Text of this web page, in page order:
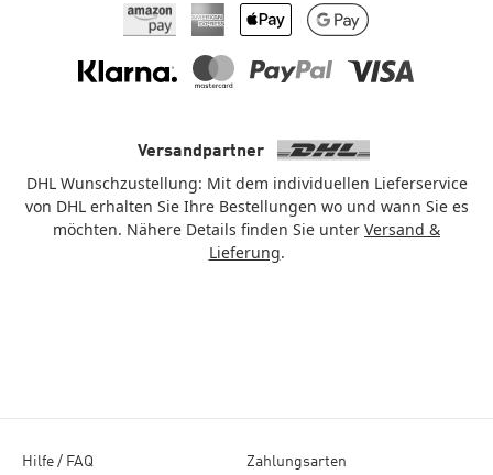
Amazon PayAmerican Express
Apple Pay Google Pay
Klarna MastercardPayPal Visa
Versandpartner
DHL Wunschzustellung: Mit dem individuellen Lieferservice
von DHL erhalten Sie Ihre Bestellungen wo und wann Sie es
möchten. Nähere Details finden Sie unter Versand &
Lieferung.
Hilfe / FAQ Zahlungsarten